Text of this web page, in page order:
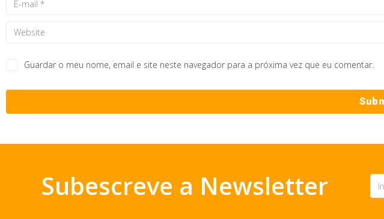
Guardar o meu nome, email e site neste navegador para a próxima vez que eu comentar.
Subescreve a Newsletter